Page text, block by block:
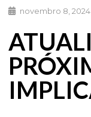
novembro 8, 2024